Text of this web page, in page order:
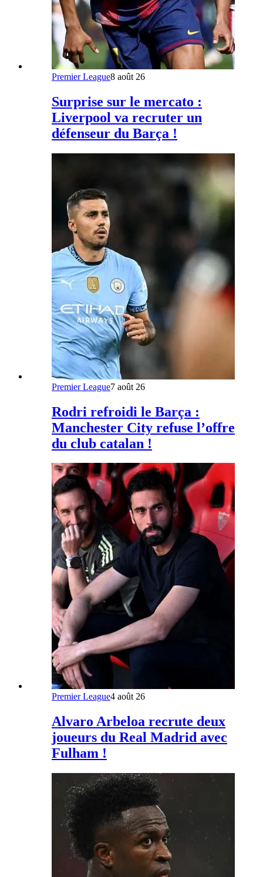
Premier League8 août 26
Surprise sur le mercato :
Liverpool va recruter un
défenseur du Barça !
Premier League7 août 26
Rodri refroidi le Barça :
Manchester City refuse l’offre
du club catalan !
Premier League4 août 26
Alvaro Arbeloa recrute deux
joueurs du Real Madrid avec
Fulham !